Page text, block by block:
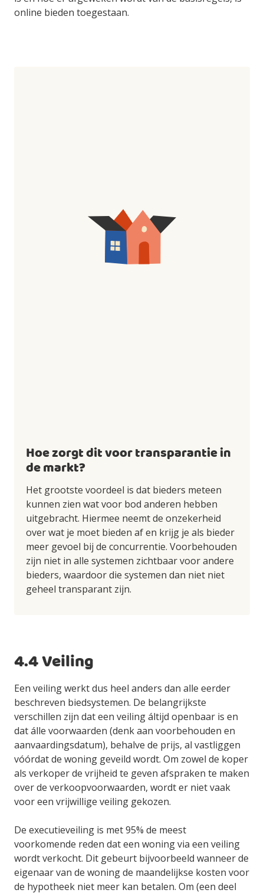
online bieden toegestaan.
Hoe zorgt dit voor transparantie in
de markt?
Het grootste voordeel is dat bieders meteen
kunnen zien wat voor bod anderen hebben
uitgebracht. Hiermee neemt de onzekerheid
over wat je moet bieden af en krijg je als bieder
meer gevoel bij de concurrentie. Voorbehouden
zijn niet in alle systemen zichtbaar voor andere
bieders, waardoor die systemen dan niet niet
geheel transparant zijn.
4.4 Veiling
Een veiling werkt dus heel anders dan alle eerder
beschreven biedsystemen. De belangrijkste
verschillen zijn dat een veiling áltijd openbaar is en
dat álle voorwaarden (denk aan voorbehouden en
aanvaardingsdatum), behalve de prijs, al vastliggen
vóórdat de woning geveild wordt. Om zowel de koper
als verkoper de vrijheid te geven afspraken te maken
over de verkoopvoorwaarden, wordt er niet vaak
voor een vrijwillige veiling gekozen.
De executieveiling is met 95% de meest
voorkomende reden dat een woning via een veiling
wordt verkocht. Dit gebeurt bijvoorbeeld wanneer de
eigenaar van de woning de maandelijkse kosten voor
de hypotheek niet meer kan betalen. Om (een deel